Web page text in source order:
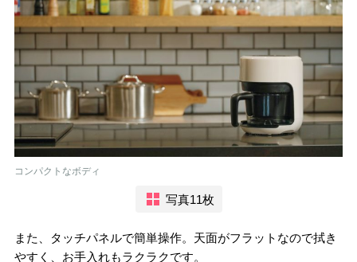
コンパクトなボディ
写真11枚
また、タッチパネルで簡単操作。天面がフラットなので拭き
やすく、お手入れもラクラクです。